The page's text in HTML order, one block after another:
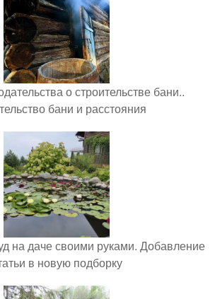
о строительстве бани..
бани и расстояния
на даче своими руками. Добавление
в новую подборку